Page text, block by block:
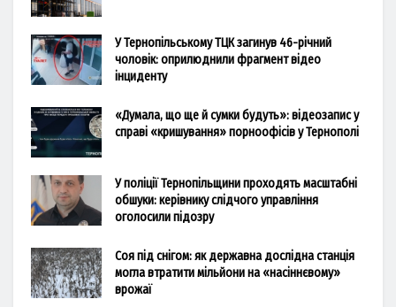
У Тернопільському ТЦК загинув 46-річний
чоловік: оприлюднили фрагмент відео
інциденту
«Думала, що ще й сумки будуть»: відеозапис у
справі «кришування» порноофісів у Тернополі
У поліції Тернопільщини проходять масштабні
обшуки: керівнику слідчого управління
оголосили підозру
Соя під снігом: як державна дослідна станція
могла втратити мільйони на «насіннєвому»
врожаї